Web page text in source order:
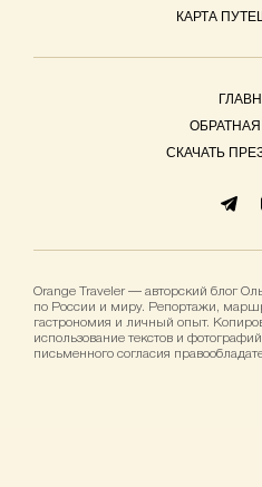
КАРТА
СКАЧАТЬ
Orange Traveler — авторский блог
по России и миру. Репортажи,
гастрономия и личный опыт.
использование текстов и
письменного согласия